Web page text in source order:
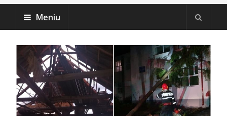
Meniu